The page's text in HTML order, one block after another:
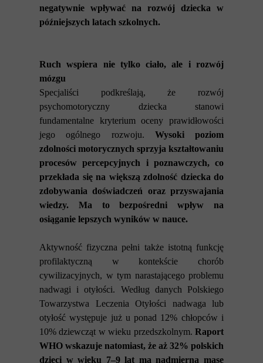
negatywnie wpływać na rozwój dziecka w
późniejszych latach szkolnych.
Ruch wspiera nie tylko ciało, ale i rozwój
mózgu
Specjaliści podkreślają, że rozwój
psychomotoryczny dziecka stanowi
fundamentalne kryterium oceny prawidłowości
jego ogólnego rozwoju. Wysoki poziom
zdolności motorycznych sprzyja kształtowaniu
procesów percepcyjnych i poznawczych, co
przekłada się na większą zdolność dziecka do
zdobywania doświadczeń oraz przyswajania
wiedzy. Ma to bezpośredni wpływ na
osiąganie lepszych wyników w nauce.
Aktywność fizyczna pełni także istotną funkcję
profilaktyczną w kontekście chorób
cywilizacyjnych, w tym narastającego problemu
nadwagi i otyłości. Według danych Polskiego
Towarzystwa Leczenia Otyłości nadwaga lub
otyłość występuje już u ponad 12% chłopców i
10% dziewcząt w wieku przedszkolnym. Raport
WHO wskazuje natomiast, że aż 32% polskich
dzieci w wieku 7–9 lat ma nadmierną masę